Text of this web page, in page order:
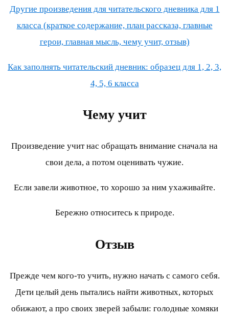
Другие произведения для читательского дневника для 1
класса (краткое содержание, план рассказа, главные
герои, главная мысль, чему учит, отзыв)
Как заполнять читательский дневник: образец для 1, 2, 3,
4, 5, 6 класса
Чему учит
Произведение учит нас обращать внимание сначала на
свои дела, а потом оценивать чужие.
Если завели животное, то хорошо за ним ухаживайте.
Бережно относитесь к природе.
Отзыв
Прежде чем кого-то учить, нужно начать с самого себя.
Дети целый день пытались найти животных, которых
обижают, а про своих зверей забыли: голодные хомяки